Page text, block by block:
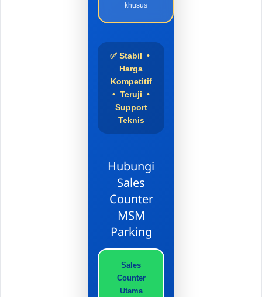
khusus
✅ Stabil •
Harga
Kompetitif
• Teruji •
Support
Teknis
Hubungi
Sales
Counter
MSM
Parking
Sales
Counter
Utama